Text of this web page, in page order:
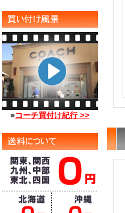
■ コーチ買付け紀行 >>